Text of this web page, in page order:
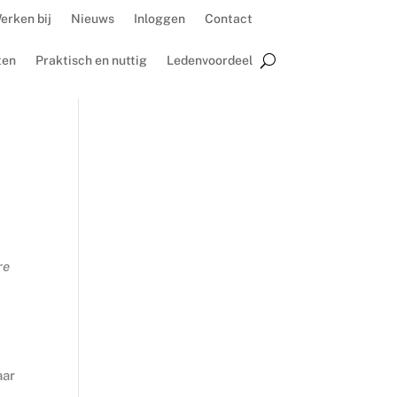
bij Nieuws Inloggen Contact
Praktisch en nuttig Ledenvoordeel